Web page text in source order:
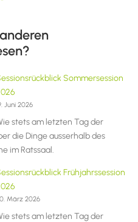
Sommersession
Juni 2026
stets am letzten Tag der
die Dinge ausserhalb des
im Ratssaal.
Frühjahrssession
März 2026
stets am letzten Tag der